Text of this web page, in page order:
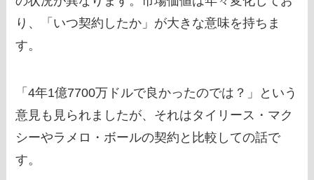
り、「いつ契約したか」が大きな意味を持ちま
す。
「4年1億7700万ドルで良かったのでは？」という
意見も見られましたが、それはタイリース・マク
シーやラメロ・ボールの契約と比較しての話で
す。